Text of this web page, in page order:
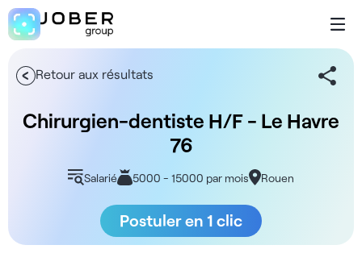
Retour aux résultats
Chirurgien-dentiste H/F - Le Havre
76
Salarié 5000 - 15000 par mois Rouen
Postuler en 1 clic